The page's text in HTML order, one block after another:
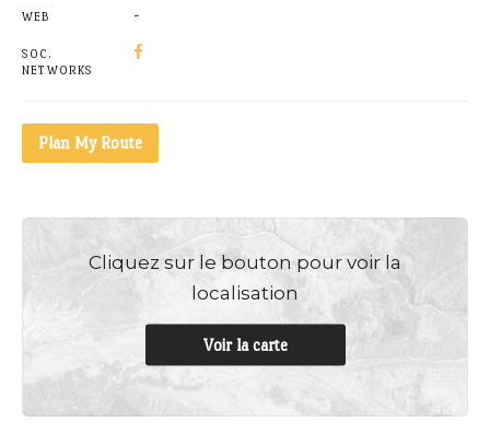
WEB -
SOC.
NETWORKS
Plan My Route
Cliquez sur le bouton pour voir la
localisation
Voir la carte